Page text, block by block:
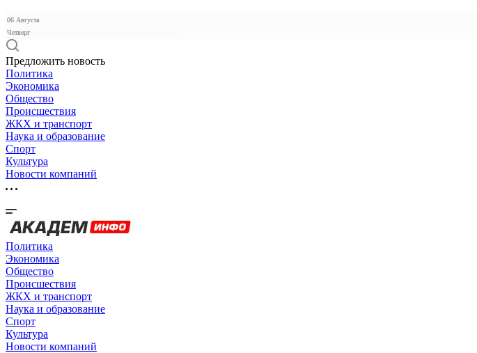
06 Августа
Четверг
Предложить новость
Политика
Экономика
Общество
Происшествия
ЖКХ и транспорт
Наука и образование
Спорт
Культура
Новости компаний
Политика
Экономика
Общество
Происшествия
ЖКХ и транспорт
Наука и образование
Спорт
Культура
Новости компаний